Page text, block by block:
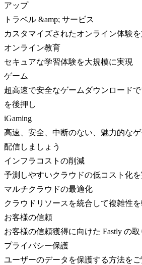
アップ
トラベル &amp; サービス
カスタマイズされたオンライン体験
オンライン教育
セキュアな学習体験を大規模に実現
ゲーム
超高速で安全なゲームダウンロード
を後押し
iGaming
高速、安全、中断のない、魅力的な
配信しましょう
インフラコストの削減
予測しやすいクラウドの低コスト化を
マルチクラウドの最適化
クラウドリソースを統合して複雑性
お客様の信頼
お客様の信頼獲得に向けた Fastly の
プライバシー保護
ユーザーのデータを保護する方法を